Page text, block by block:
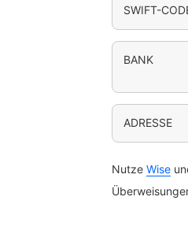
SWIFT-
BANK
ADRESSE
Nutze Wise